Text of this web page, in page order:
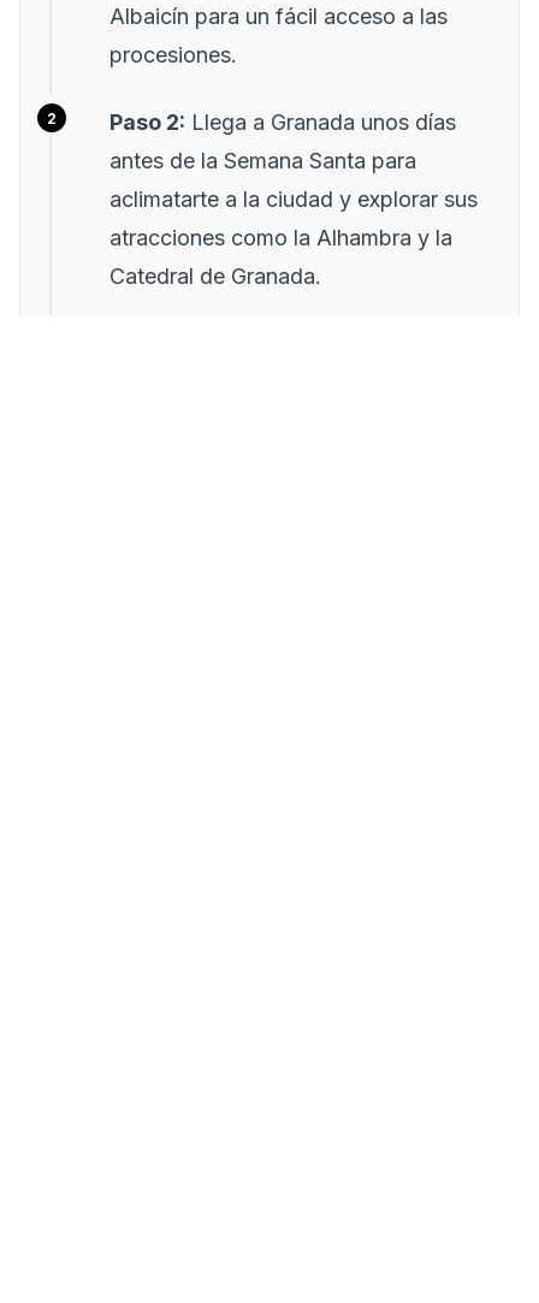
Albaicín para un fácil acceso a las
procesiones.
Paso 2: Llega a Granada unos días
antes de la Semana Santa para
aclimatarte a la ciudad y explorar sus
atracciones como la Alhambra y la
Catedral de Granada.